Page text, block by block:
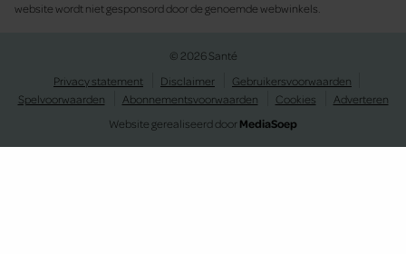
website wordt niet gesponsord door de genoemde webwinkels.
© 2026 Santé
Privacy statement
Disclaimer
Gebruikersvoorwaarden
Spelvoorwaarden
Abonnementsvoorwaarden Cookies
Adverteren
Website gerealiseerd doorMediaSoep